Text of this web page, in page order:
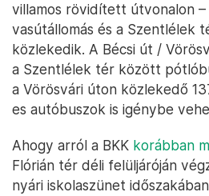
villamos rövidített útvonalon –
vasútállomás és a Szentlélek
közlekedik. A Bécsi út /
a Szentlélek tér között
a Vörösvári úton közlekedő
es autóbuszok is igénybe
Ahogy arról a BKK korábban
Flórián tér déli felüljáróján
nyári iskolaszünet